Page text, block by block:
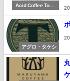
Acid Coffee Toky
アグロ・タケシ